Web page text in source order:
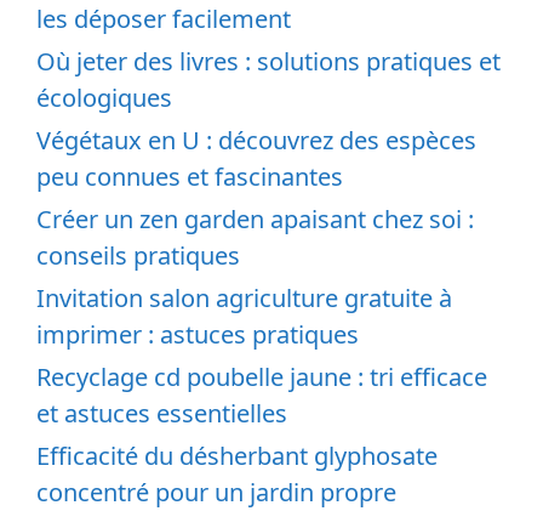
les déposer facilement
Où jeter des livres : solutions pratiques et
écologiques
Végétaux en U : découvrez des espèces
peu connues et fascinantes
Créer un zen garden apaisant chez soi :
conseils pratiques
Invitation salon agriculture gratuite à
imprimer : astuces pratiques
Recyclage cd poubelle jaune : tri efficace
et astuces essentielles
Efficacité du désherbant glyphosate
concentré pour un jardin propre